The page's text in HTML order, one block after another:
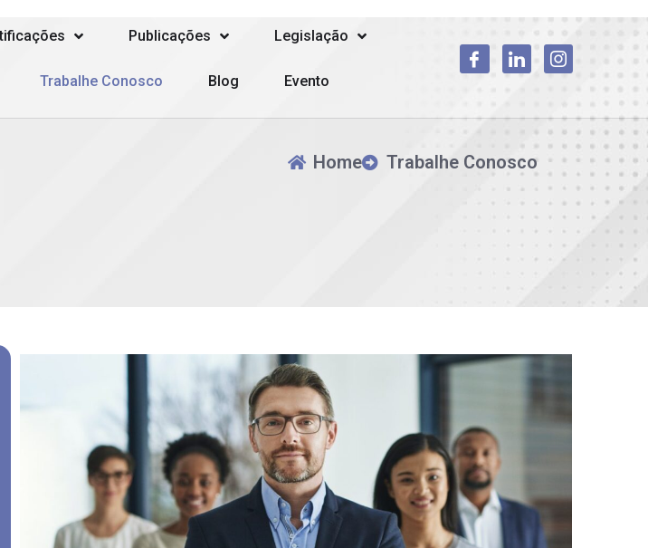
Publicações Legislação
Trabalhe Conosco Blog Evento
Home Trabalhe Conosco